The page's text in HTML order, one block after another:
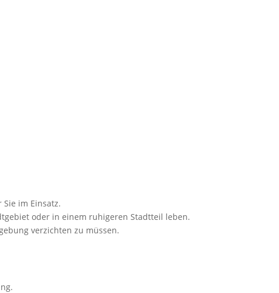
im Einsatz.
oder in einem ruhigeren Stadtteil leben.
verzichten zu müssen.